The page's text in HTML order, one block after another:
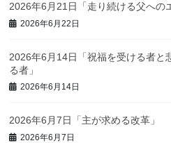
2026年6月21日「走り続ける父への
2026年6月22日
2026年6月14日「祝福を受ける者と
る者」
2026年6月14日
2026年6月7日「主が求める改革」
2026年6月7日